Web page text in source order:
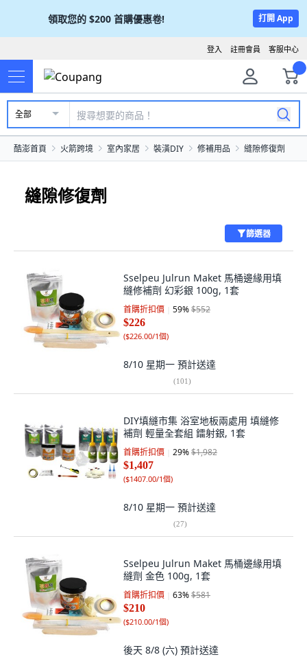
領取您的 $200 首購優惠卷! 打開 App
客服中心
註冊會員
登入
全部
酷澎首頁 火箭跨境 室內家居 裝潢DIY 修補用品 縫隙修復劑
縫隙修復劑
篩選器
Sselpeu Julrun Maket 馬桶邊緣用填
縫修補劑 幻彩銀 100g, 1套
首購折扣價 59%$552
$226
($226.00/1個)
8/10 星期一 預計送達
(101)
DIY填縫市集 浴室地板兩處用 填縫修
補劑 輕量全套組 鐳射銀, 1套
首購折扣價 29%$1,982
$1,407
($1407.00/1個)
8/10 星期一 預計送達
(27)
Sselpeu Julrun Maket 馬桶邊緣用填
縫劑 金色 100g, 1套
首購折扣價 63%$581
$210
($210.00/1個)
後天 8/8 (六) 預計送達